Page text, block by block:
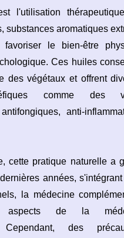
l'utilisation
substances aromatiques
le bien-être
Ces huiles
des végétaux et offrent
comme des
anti-
cette pratique naturelle a
années,
la médecine
aspects de la
Cependant, des